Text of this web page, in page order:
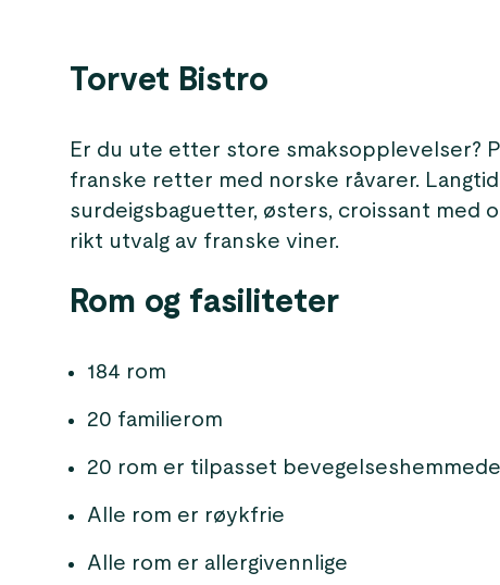
Torvet Bistro
Er du ute etter store smaksopplevelser?
franske retter med norske råvarer.
surdeigsbaguetter, østers, croissant med
rikt utvalg av franske viner.
Rom og fasiliteter
184 rom
20 familierom
20 rom er tilpasset bevegelseshemmede
Alle rom er røykfrie
Alle rom er allergivennlige